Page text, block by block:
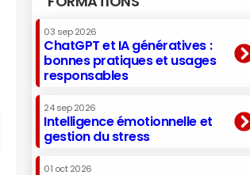
03 sep 2026
ChatGPT et IA génératives :
bonnes pratiques et usages
responsables
24 sep 2026
Intelligence émotionnelle et
gestion du stress
01 oct 2026